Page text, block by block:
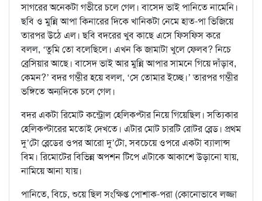
সাগরের অনেকটা গভীরে চলে গেল। বাসেদ ভাই পানিতে নামেনি।
ছবি ও মুন্নি আপা কিনারের দিকে খানিকটা নেমে হাত-পা ভিজিয়ে
তারপর উঠে এল। ছবি বদরের খুব কাছে এসে ফিসফিস করে
বলল, ‘তুমি তো বলেছিলে। এখন কি জামাটা খুলে ফেলব? নিচে
ব্রেসিয়ার আছে। বাসেদ ভাই আর মুন্নি আপার সামনে গিয়ে দাঁড়াব,
কেমন?’ বদর গম্ভীর হয়ে বলল, ‘সে তোমার ইচ্ছে।’ তারপর গম্ভীর
ভঙ্গিতে অন্যদিকে চলে গেল।
বদর একটা রিমোট কন্ট্রোল হেলিকপ্টার নিয়ে গিয়েছিল। সত্যিকার
হেলিকপ্টারের মতোই দেখতে। এটার মোট চারটি রোটর ব্লেড। প্রথম
দু’টো ব্লেডের ওপর আরো দু’টো, সবচেয়ে ওপরে একটা ব্যালান্স
বিম। রিমোটের বিভিন্ন অপশন টিপে এটাকে আকাশে উড়ানো যায়,
নামিয়ে আনা যায়।
পানিতে, বিচে, শুয়ে ছিল সংক্ষিপ্ত পোশাক-পরা (কোনোভাবে লজ্জা